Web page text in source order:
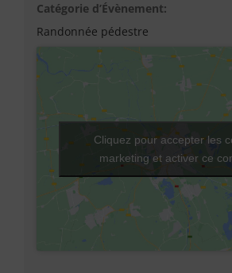
Catégorie d’Évènement:
Randonnée pédestre
Cliquez pour accepter les
marketing et activer ce